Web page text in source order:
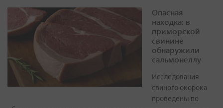
Опасная
находка: в
приморской
свинине
обнаружили
сальмонеллу
Исследования
свиного окорока
проведены по